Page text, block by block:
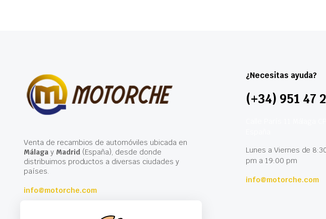
Venta de recambios de automóviles ubicada en
Málagay Madrid(España), desde donde
distribuimos productos a diversas ciudades y
países.
info@motorche.com
¿Necesitas ayuda?
(+34) 951 47
Lunes a Viernes de
pm a 19:00 pm
info@motorche.com